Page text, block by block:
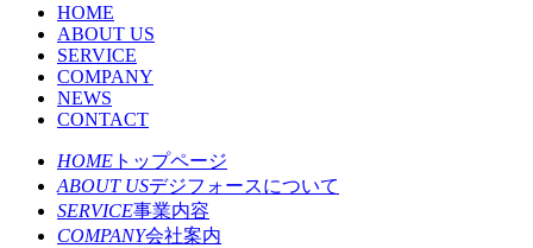
HOME
ABOUT US
SERVICE
COMPANY
NEWS
CONTACT
HOME トップページ
ABOUT USデジフォースについて
SERVICE事業内容
COMPANY会社案内